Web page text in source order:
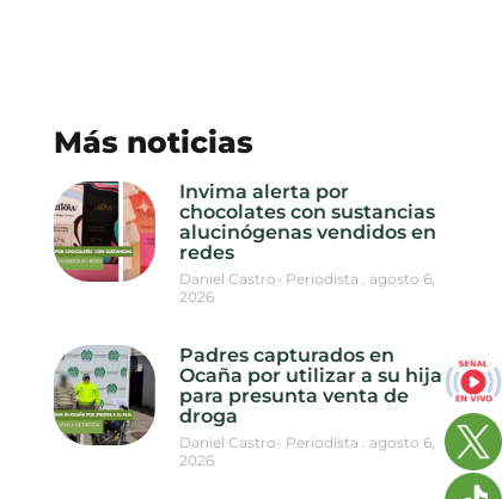
Más noticias
Invima alerta por
chocolates con sustancias
alucinógenas vendidos en
redes
Daniel Castro- Periodista
agosto 6,
2026
Padres capturados en
Ocaña por utilizar a su hija
para presunta venta de
droga
Daniel Castro- Periodista
agosto 6,
2026